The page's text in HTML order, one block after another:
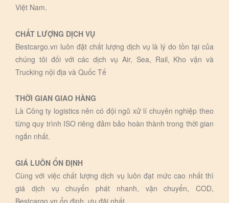
Việt Nam.
CHẤT LƯỢNG DỊCH VỤ
Bestcargo.vn luôn đặt chất lượng dịch vụ là lý do tồn tại của
chúng tôi đối với các dịch vụ Air, Sea, Rail, Kho vận và
Trucking nội địa và Quốc Tế
THỜI GIAN GIAO HÀNG
Là Công ty logistics nên có đội ngũ xử lí chuyên nghiệp theo
từng quy trình ISO riêng đảm bảo hoàn thành trong thời gian
ngắn nhất.
GIÁ LUÔN ỔN ĐỊNH
Cùng với việc chất lượng dịch vụ luôn đạt mức cao nhất thì
giá dịch vụ chuyển phát nhanh, vận chuyển, COD,
Bestcargo.vn ổn định, ưu đãi nhất.